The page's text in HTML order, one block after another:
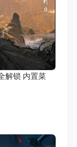
解锁 内置菜